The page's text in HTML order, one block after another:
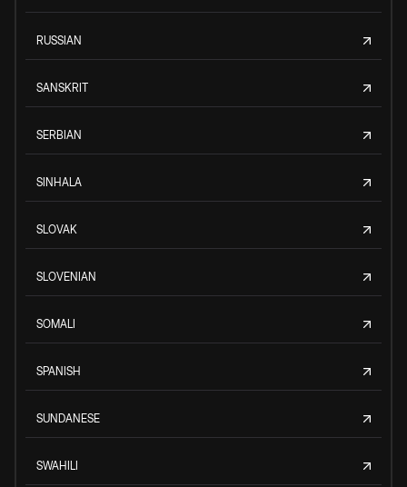
RUSSIAN
SANSKRIT
SERBIAN
SINHALA
SLOVAK
SLOVENIAN
SOMALI
SPANISH
SUNDANESE
SWAHILI